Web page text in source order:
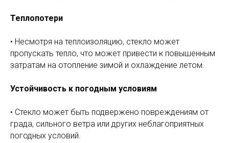
Теплопотери
• Несмотря на теплоизоляцию, стекло может
пропускать тепло, что может привести к повышенным
затратам на отопление зимой и охлаждение летом.
Устойчивость к погодным условиям
• Стекло может быть подвержено повреждениям от
града, сильного ветра или других неблагоприятных
погодных условий.